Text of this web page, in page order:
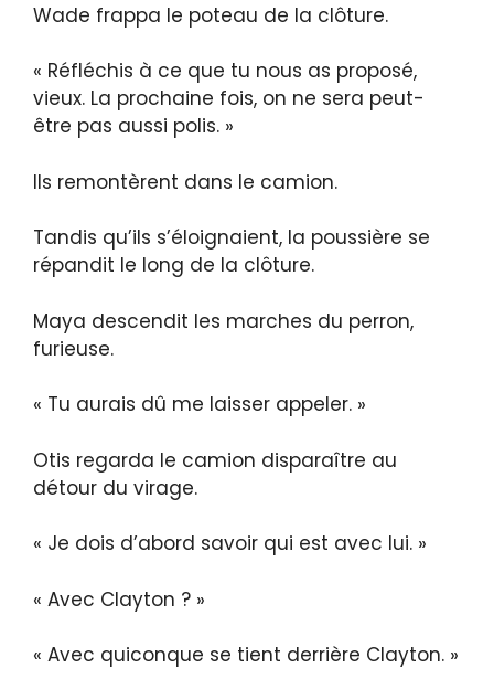
Wade frappa le poteau de la clôture.
« Réfléchis à ce que tu nous as proposé,
vieux. La prochaine fois, on ne sera peut-
être pas aussi polis. »
Ils remontèrent dans le camion.
Tandis qu’ils s’éloignaient, la poussière se
répandit le long de la clôture.
Maya descendit les marches du perron,
furieuse.
« Tu aurais dû me laisser appeler. »
Otis regarda le camion disparaître au
détour du virage.
« Je dois d’abord savoir qui est avec lui. »
« Avec Clayton ? »
« Avec quiconque se tient derrière Clayton. »